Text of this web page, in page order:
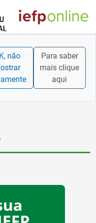
não
Para saber
mais clique
aqui